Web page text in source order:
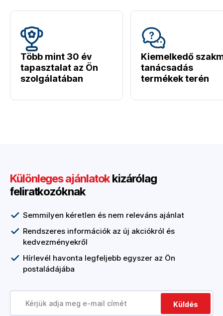
Több mint 30 év
tapasztalat az Ön
szolgálatában
Kiemelkedő
tanácsadás
termékek terén
Különleges ajánlatokkizárólag
feliratkozóknak
Semmilyen kéretlen és nem releváns ajánlat
Rendszeres információk az új akciókról és
kedvezményekről
Hírlevél havonta legfeljebb egyszer az Ön
postaládájába
Küldés